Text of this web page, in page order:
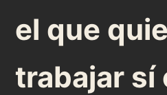
el que
trabajar sí